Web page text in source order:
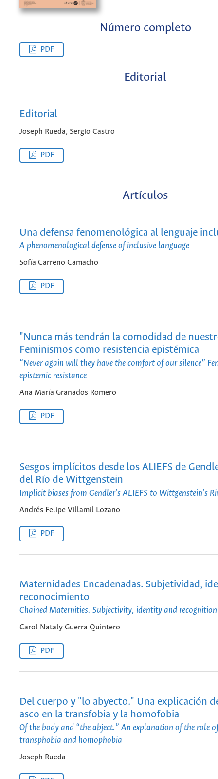
Número completo
PDF
Editorial
Editorial
Joseph Rueda, Sergio Castro
PDF
Artículos
Una defensa fenomenológica al lenguaje
A phenomenological defense of inclusive language
Sofía Carreño Camacho
PDF
"Nunca más tendrán la comodidad de
Feminismos como resistencia epistémica
“Never again will they have the comfort of our silence”
epistemic resistance
Ana María Granados Romero
PDF
Sesgos implícitos desde los ALIEFS de
del Río de Wittgenstein
Implicit biases from Gendler's ALIEFS to Wittgenstein's
Andrés Felipe Villamil Lozano
PDF
Maternidades Encadenadas. Subjetividad,
reconocimiento
Chained Maternities. Subjectivity, identity and recognition
Carol Nataly Guerra Quintero
PDF
Del cuerpo y "lo abyecto." Una explicación
asco en la transfobia y la homofobia
Of the body and “the abject.” An explanation of the role
transphobia and homophobia
Joseph Rueda